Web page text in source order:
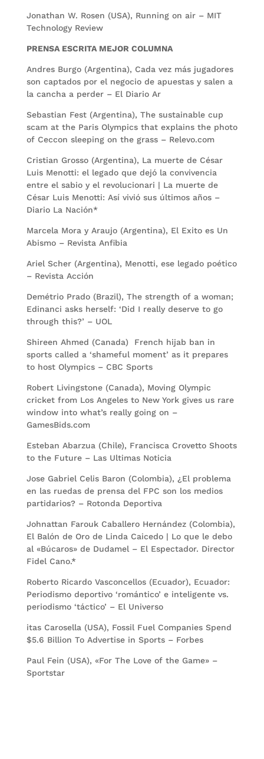
Jonathan W. Rosen (USA), Running on air – MIT
Technology Review
PRENSA ESCRITA MEJOR COLUMNA
Andres Burgo (Argentina), Cada vez más jugadores
son captados por el negocio de apuestas y salen a
la cancha a perder – El Diario Ar
Sebastian Fest (Argentina), The sustainable cup
scam at the Paris Olympics that explains the photo
of Ceccon sleeping on the grass – Relevo.com
Cristian Grosso (Argentina), La muerte de César
Luis Menotti: el legado que dejó la convivencia
entre el sabio y el revolucionari | La muerte de
César Luis Menotti: Así vivió sus últimos años –
Diario La Nación*
Marcela Mora y Araujo (Argentina), El Exito es Un
Abismo – Revista Anfibia
Ariel Scher (Argentina), Menotti, ese legado poético
– Revista Acción
Demétrio Prado (Brazil), The strength of a woman;
Edinanci asks herself: ‘Did I really deserve to go
through this?’ – UOL
Shireen Ahmed (Canada) French hijab ban in
sports called a ‘shameful moment’ as it prepares
to host Olympics – CBC Sports
Robert Livingstone (Canada), Moving Olympic
cricket from Los Angeles to New York gives us rare
window into what’s really going on –
GamesBids.com
Esteban Abarzua (Chile), Francisca Crovetto Shoots
to the Future – Las Ultimas Noticia
Jose Gabriel Celis Baron (Colombia), ¿El problema
en las ruedas de prensa del FPC son los medios
partidarios? – Rotonda Deportiva
Johnattan Farouk Caballero Hernández (Colombia),
El Balón de Oro de Linda Caicedo | Lo que le debo
al «Búcaros» de Dudamel – El Espectador. Director
Fidel Cano.*
Roberto Ricardo Vasconcellos (Ecuador), Ecuador:
Periodismo deportivo ‘romántico’ e inteligente vs.
periodismo ‘táctico’ – El Universo
itas Carosella (USA), Fossil Fuel Companies Spend
$5.6 Billion To Advertise in Sports – Forbes
Paul Fein (USA), «For The Love of the Game» –
Sportstar